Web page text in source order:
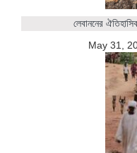
লেবাননের
May 31,